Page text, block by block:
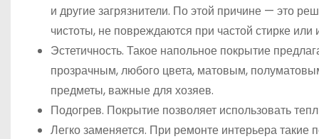
и другие загрязнители. По этой причине — это
чистоты, не повреждаются при частой стирке
Эстетичность. Такое напольное покрытие
прозрачным, любого цвета, матовым,
предметы, важные для хозяев.
Подогрев. Покрытие позволяет использовать
Легко заменяется. При ремонте интерьера